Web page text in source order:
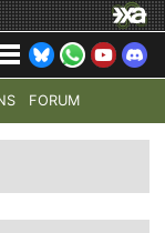
FORUM
4 HALO: